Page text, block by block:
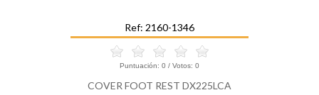
Ref: 2160-1346
Puntuación: 0 / Votos: 0
COVER FOOT REST DX225LCA